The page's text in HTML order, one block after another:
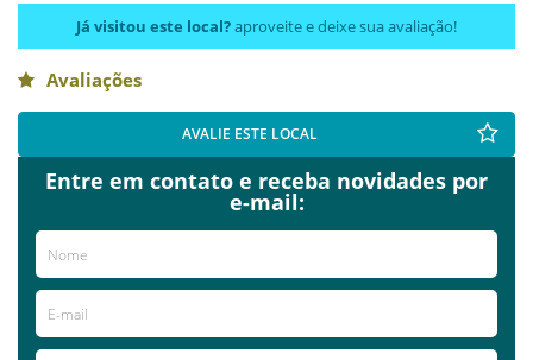
Já visitou este local?aproveite e deixe sua avaliação!
Avaliações
AVALIE ESTE LOCAL
Entre em contato e receba novidades por
e-mail: